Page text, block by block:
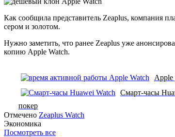
Как сообщила представитель Zeaplus, компания
сером и золотом.
Нужно заметить, что ранее Zeaplus уже
копию Apple Watch.
Apple
Смарт-часы
покер
Отмечено Zeaplus Watch
Экономика
Посмотреть все